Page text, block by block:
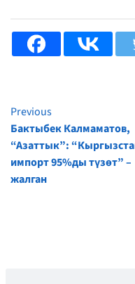
Continue
Reading
Previous
Бактыбек Калмаматов,
“Азаттык”:
импорт 95%ды түзөт” –
жалган